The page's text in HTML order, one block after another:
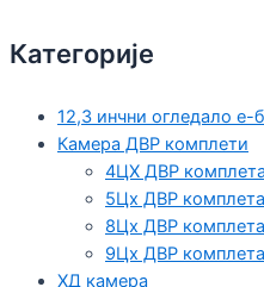
Категорије
12,3 инчни огледало е-
Камера ДВР комплети
4ЦХ ДВР комплета
5Цх ДВР комплета
8Цх ДВР комплета
9Цх ДВР комплета
ХД камера